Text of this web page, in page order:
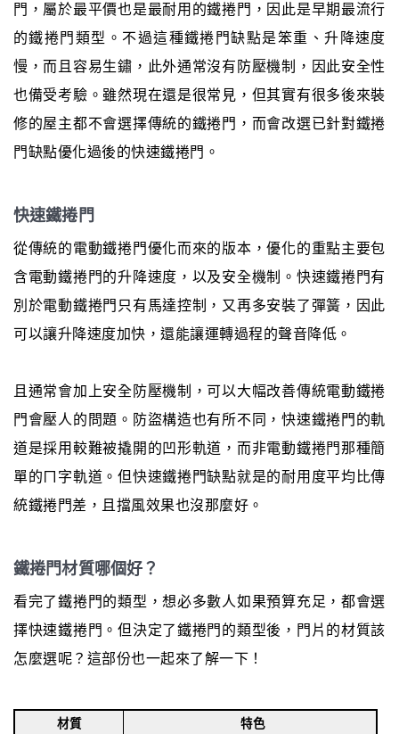
門，屬於最平價也是最耐用的鐵捲門，因此是早期最流行
的鐵捲門類型。不過這種鐵捲門缺點是笨重、升降速度
慢，而且容易生鏽，此外通常沒有防壓機制，因此安全性
也備受考驗。雖然現在還是很常見，但其實有很多後來裝
修的屋主都不會選擇傳統的鐵捲門，而會改選已針對鐵捲
門缺點優化過後的快速鐵捲門。
快速鐵捲門
從傳統的電動鐵捲門優化而來的版本，優化的重點主要包
含電動鐵捲門的升降速度，以及安全機制。快速鐵捲門有
別於電動鐵捲門只有馬達控制，又再多安裝了彈簧，因此
可以讓升降速度加快，還能讓運轉過程的聲音降低。
且通常會加上安全防壓機制，可以大幅改善傳統電動鐵捲
門會壓人的問題。防盜構造也有所不同，快速鐵捲門的軌
道是採用較難被撬開的凹形軌道，而非電動鐵捲門那種簡
單的ㄇ字軌道。但快速鐵捲門缺點就是的耐用度平均比傳
統鐵捲門差，且擋風效果也沒那麼好。
鐵捲門材質哪個好？
看完了鐵捲門的類型，想必多數人如果預算充足，都會選
擇快速鐵捲門。但決定了鐵捲門的類型後，門片的材質該
怎麼選呢？這部份也一起來了解一下！
材質 特色